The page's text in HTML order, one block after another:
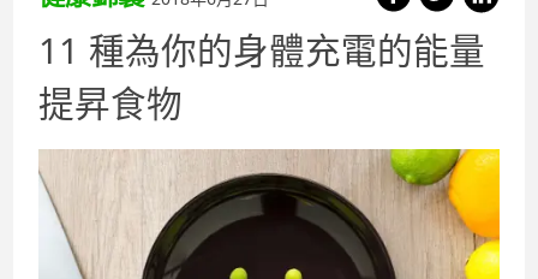
11 種為你的身體充電的能量
提昇食物